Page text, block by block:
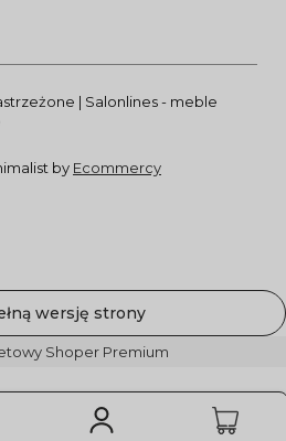
| Salonlines - meble
by Ecommercy
wersję strony
Shoper Premium